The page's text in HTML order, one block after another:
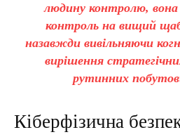
людину контролю, вона
контроль на вищий
назавжди вивільняючи
вирішення
рутинних
Кіберфізична